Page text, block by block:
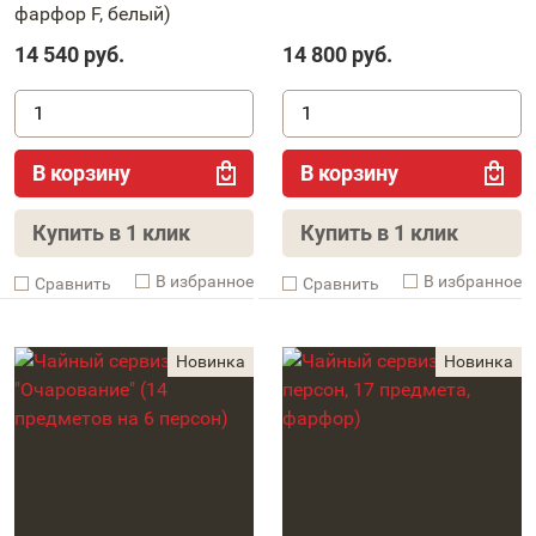
фарфор F, белый)
14 540 руб.
В корзину
Купить в 1 клик
Cравнить В избранное
14 800 руб.
В корзину
Купить в 1 клик
Cравнить В избранное